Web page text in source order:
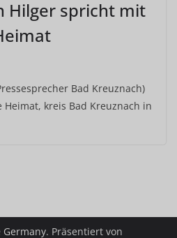
Hilger spricht mit
Bad Kreuznach)
kreis Bad Kreuznach in
. Präsentiert von